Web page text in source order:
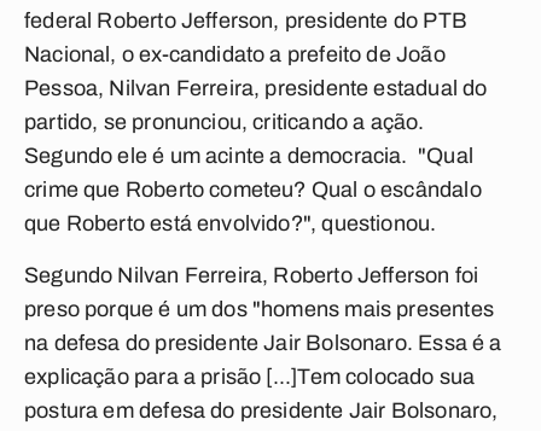
federal Roberto Jefferson, presidente do PTB
Nacional, o ex-candidato a prefeito de João
Pessoa, Nilvan Ferreira, presidente estadual do
partido, se pronunciou, criticando a ação.
Segundo ele é um acinte a democracia. "Qual
crime que Roberto cometeu? Qual o escândalo
que Roberto está envolvido?", questionou.
Segundo Nilvan Ferreira, Roberto Jefferson foi
preso porque é um dos "homens mais presentes
na defesa do presidente Jair Bolsonaro. Essa é a
explicação para a prisão [...]Tem colocado sua
postura em defesa do presidente Jair Bolsonaro,